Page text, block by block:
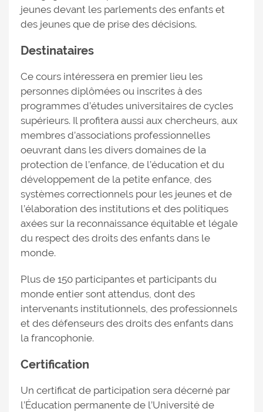
jeunes devant les parlements des enfants et
des jeunes que de prise des décisions.
Destinataires
Ce cours intéressera en premier lieu les
personnes diplômées ou inscrites à des
programmes d’études universitaires de cycles
supérieurs. Il profitera aussi aux chercheurs, aux
membres d’associations professionnelles
oeuvrant dans les divers domaines de la
protection de l’enfance, de l’éducation et du
développement de la petite enfance, des
systèmes correctionnels pour les jeunes et de
l’élaboration des institutions et des politiques
axées sur la reconnaissance équitable et légale
du respect des droits des enfants dans le
monde.
Plus de 150 participantes et participants du
monde entier sont attendus, dont des
intervenants institutionnels, des professionnels
et des défenseurs des droits des enfants dans
la francophonie.
Certification
Un certificat de participation sera décerné par
l’Éducation permanente de l’Université de